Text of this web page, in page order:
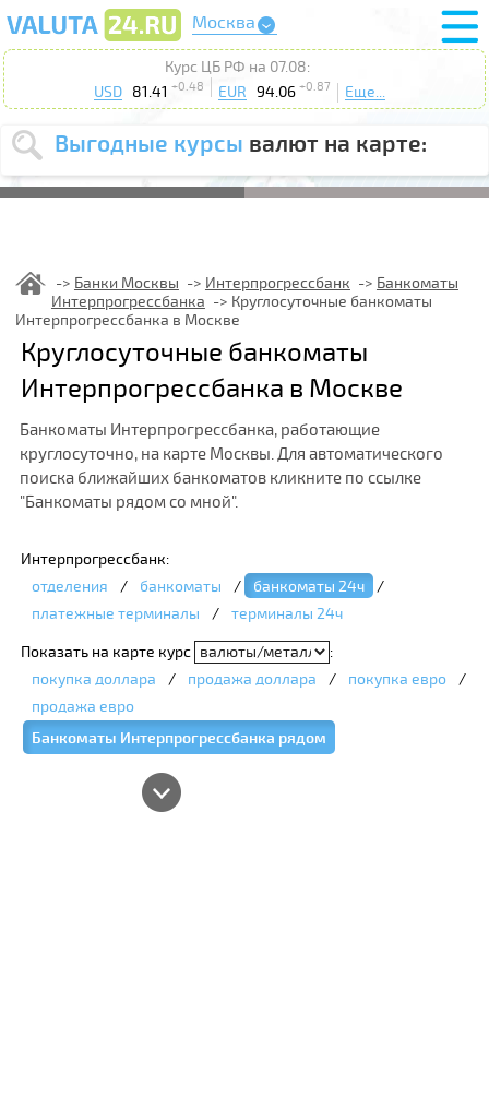
Москва
Курс ЦБ РФ на 07.08:
USD 81.41 +0.48 EUR 94.06 +0.87 Еще...
Выгодные курсы валют на карте:
Выберите
USD EUR
курс от
Выберите
действие: Продать
Поиск
Банки Москвы Интерпрогрессбанк
Банкоматы
Интерпрогрессбанка
Круглосуточные банкоматы
Интерпрогрессбанка в Москве
Круглосуточные банкоматы
Интерпрогрессбанка в Москве
Банкоматы Интерпрогрессбанка, работающие
круглосуточно, на карте Москвы. Для автоматического
поиска ближайших банкоматов кликните по ссылке
"Банкоматы рядом со мной".
Интерпрогрессбанк:
отделения
/ банкоматы / банкоматы 24ч
/
платежные терминалы
/ терминалы 24ч
Показать на карте курс
:
покупка доллара
/ продажа доллара / покупка евро
/
продажа евро
Банкоматы Интерпрогрессбанка рядом